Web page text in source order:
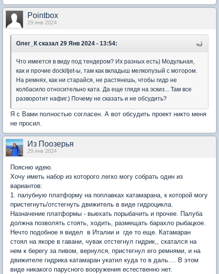
Pointbox
29 янв 2024
Олег_Ксказал 29 Янв 2024 - 13:54:
Что имеется в виду под тендером? Их разных есть) Модульная,
как и прочие dockitjet-ы, там как вкладыш мелкопузый с мотором.
На ремнях, как ни старайся, не растянешь, чтобы гидр не
колбасило относительно ката. Да еще глядя на эскиз... Там все
разворотит нафиг.) Почему не сказать и не обсудить?
Я с Вами полностью согласен. А вот обсудить проект никто меня
не просил.
Из Поозерья
29 янв 2024
Поясню идею.
Хочу иметь набор из которого легко могу собрать один из
вариантов:
1. палубную платформу на поплавках катамарана, к которой могу
пристегнуть/отстегнуть движитель в виде гидроцикла.
Назначение платформы - выехать порыбачить и прочее. Палуба
должна позволять стоять, ходить, размещать барахло рыбацкое.
Нечто подобное я видел в Италии и где то еще. Катамаран
стоял на якоре в гавани, чувак отстегнул гидрик,, скатался на
нем к берегу за пивом, вернулся, пристегнул его ремнями, и на
движителе гидрика катамаран укатил куда то в даль.... В этом
виде никакого парусного вооружения естественно нет.